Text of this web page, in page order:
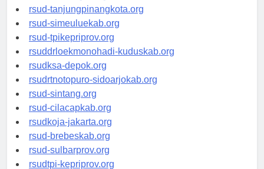
rsud-kotabogor.org
rsud-tanjungpinangkota.org
rsud-simeuluekab.org
rsud-tpikepriprov.org
rsuddrloekmonohadi-kuduskab.org
rsudksa-depok.org
rsudrtnotopuro-sidoarjokab.org
rsud-sintang.org
rsud-cilacapkab.org
rsudkoja-jakarta.org
rsud-brebeskab.org
rsud-sulbarprov.org